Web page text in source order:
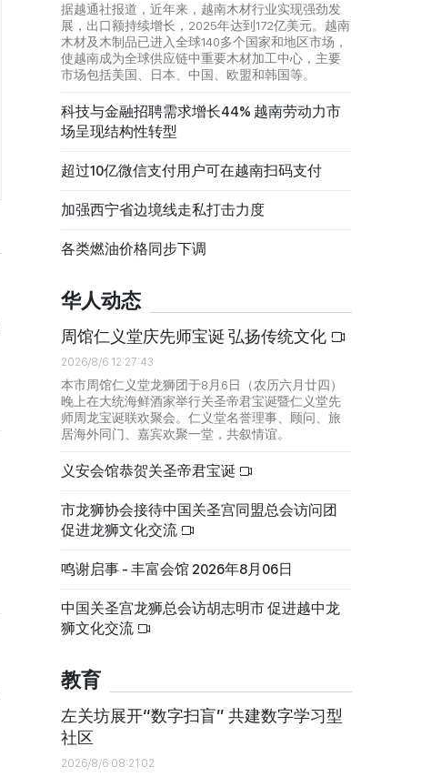
据越通社报道，近年来，越南木材行业实现强劲发
展，出口额持续增长，2025年达到172亿美元。越南
木材及木制品已进入全球140多个国家和地区市场，
使越南成为全球供应链中重要木材加工中心，主要
市场包括美国、日本、中国、欧盟和韩国等。
科技与金融招聘需求增长44% 越南劳动力市
场呈现结构性转型
超过10亿微信支付用户可在越南扫码支付
加强西宁省边境线走私打击力度
各类燃油价格同步下调
华人动态
周馆仁义堂庆先师宝诞 弘扬传统文化
2026/8/6 12:27:43
本市周馆仁义堂龙狮团于8月6日（农历六月廿四）
晚上在大统海鲜酒家举行关圣帝君宝诞暨仁义堂先
师周龙宝诞联欢聚会。仁义堂名誉理事、顾问、旅
居海外同门、嘉宾欢聚一堂，共叙情谊。
义安会馆恭贺关圣帝君宝诞
市龙狮协会接待中国关圣宫同盟总会访问团
促进龙狮文化交流
鸣谢启事 - 丰富会馆 2026年8月06日
中国关圣宫龙狮总会访胡志明市 促进越中龙
狮文化交流
教育
左关坊展开“数字扫盲” 共建数字学习型
社区
2026/8/6 08:21:02